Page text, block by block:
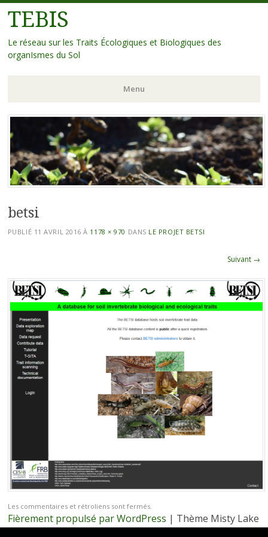
TEBIS
Le réseau sur les Traits Écologiques et Biologiques des
organIsmes du Sol
Menu
Aller
au
contenu
principal
betsi
PUBLIÉ 11 AVRIL 2016 À 1178 × 970 DANS LE PROJET BETSI
Suivant →
Les commentaires et rétroliens sont fermés.
Fièrement propulsé par WordPress | Thème Misty Lake